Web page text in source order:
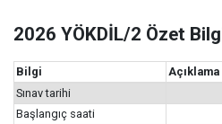
2026 YÖKDİL/2 Özet
Bilgi
Açıklama
Sınav tarihi
Başlangıç saati